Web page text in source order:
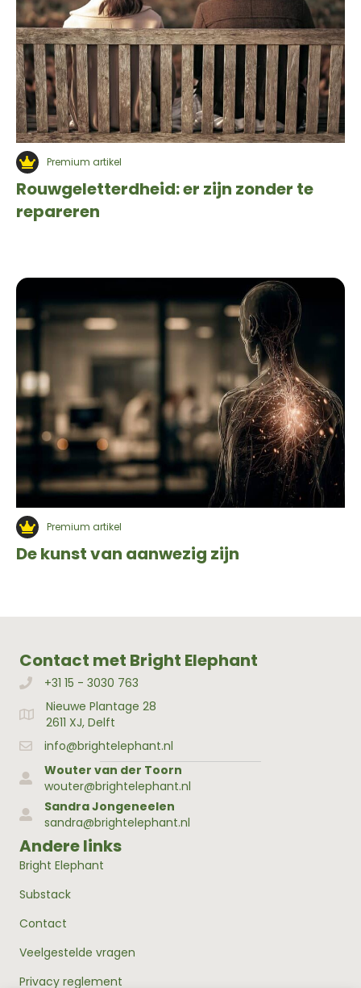
Premium artikel
Rouwgeletterdheid: er zijn zonder te
repareren
Premium artikel
De kunst van aanwezig zijn
Contact met Bright Elephant
Bellen met Bright Elephant
+31 15 - 3030 763
Adres Bright Elephant
Nieuwe Plantage 28
2611 XJ, Delft
info@brightelephant.nl
Wouter van der Toorn
wouter@brightelephant.nl
Sandra Jongeneelen
sandra@brightelephant.nl
Andere links
Bright Elephant
Substack
Contact
Veelgestelde vragen
Privacy reglement